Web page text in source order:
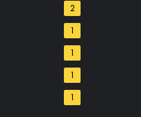
2
1
1
1
1